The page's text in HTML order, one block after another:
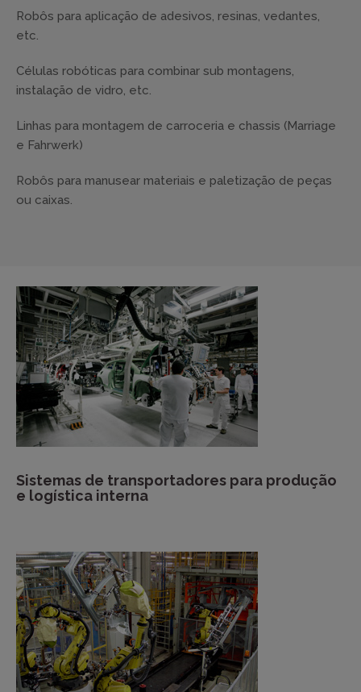
Robôs para aplicação de adesivos, resinas, vedantes,
etc.
Células robóticas para combinar sub montagens,
instalação de vidro, etc.
Linhas para montagem de carroceria e chassis (Marriage
e Fahrwerk)
Robôs para manusear materiais e paletização de peças
ou caixas.
Sistemas de transportadores para produção
e logística interna